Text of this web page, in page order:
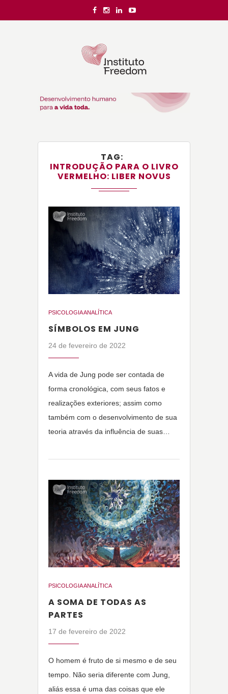
TAG
INTRODUÇÃO PARA O LIVRO
VERMELHO: LIBER NOVUS
PSICOLOGIA ANALÍTICA
SÍMBOLOS EM JUNG
24 de fevereiro de 2022
A vida de Jung pode ser contada de
forma cronológica, com seus fatos e
realizações exteriores; assim como
também com o desenvolvimento de sua
teoria através da influência de suas…
PSICOLOGIA ANALÍTICA
A SOMA DE TODAS AS
PARTES
17 de fevereiro de 2022
O homem é fruto de si mesmo e de seu
tempo. Não seria diferente com Jung,
aliás essa é uma das coisas que ele